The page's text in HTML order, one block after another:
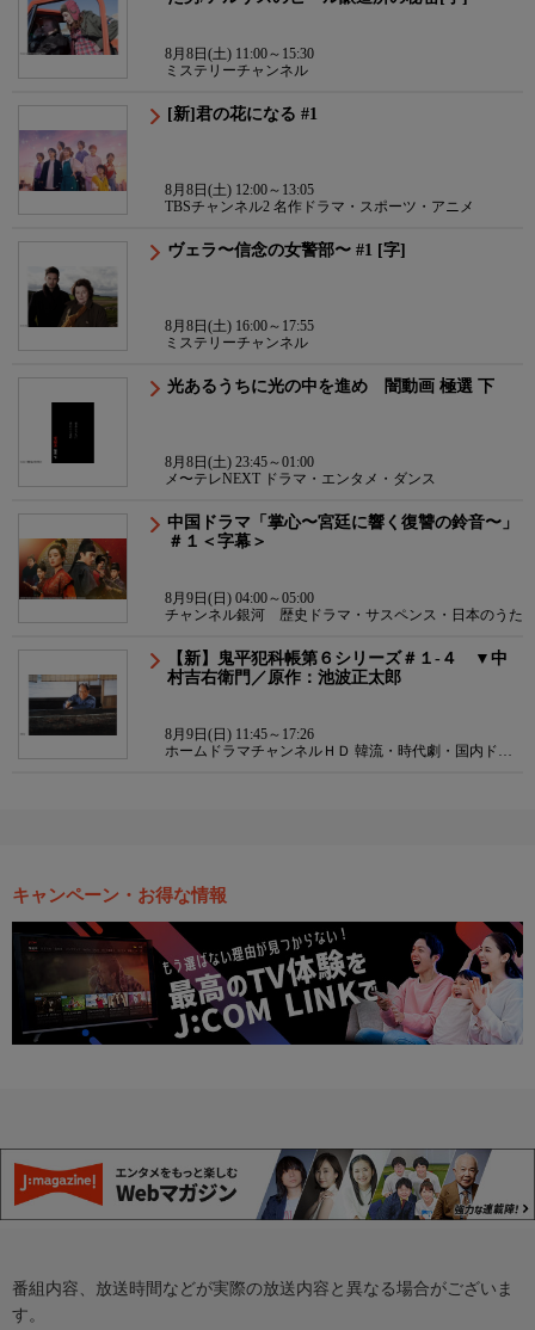
8月8日(土) 11:00～15:30
ミステリーチャンネル
[新]君の花になる #1
8月8日(土) 12:00～13:05
TBSチャンネル2 名作ドラマ・スポーツ・アニメ
ヴェラ〜信念の女警部〜 #1 [字]
8月8日(土) 16:00～17:55
ミステリーチャンネル
光あるうちに光の中を進め 闇動画 極選 下
8月8日(土) 23:45～01:00
メ〜テレNEXT ドラマ・エンタメ・ダンス
中国ドラマ「掌心〜宮廷に響く復讐の鈴音〜」
＃１＜字幕＞
8月9日(日) 04:00～05:00
チャンネル銀河 歴史ドラマ・サスペンス・日本のうた
【新】鬼平犯科帳第６シリーズ＃１-４ ▼中
村吉右衛門／原作：池波正太郎
8月9日(日) 11:45～17:26
ホームドラマチャンネルＨＤ 韓流・時代劇・国内ドラ
キャンペーン・お得な情報
番組内容、放送時間などが実際の放送内容と異なる場合がございま
す。